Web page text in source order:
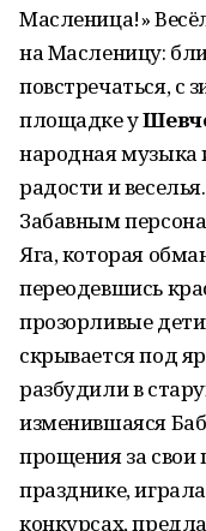
Масленица!»
на Масленицу:
повстречаться, с
площадке у
народная музыка
радости и веселья.
Забавным
Яга, которая
переодевшись
прозорливые
скрывается под
разбудили в
изменившаяся
прощения за свои
празднике,
конкурсах,